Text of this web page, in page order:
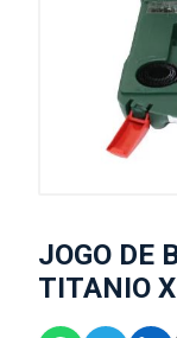
JOGO DE
TITANIO